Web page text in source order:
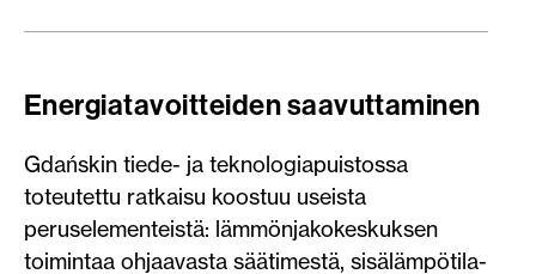
Energiatavoitteiden saavuttaminen
Gdańskin tiede- ja teknologiapuistossa
toteutettu ratkaisu koostuu useista
peruselementeistä: lämmönjakokeskuksen
toimintaa ohjaavasta säätimestä, sisälämpötila-